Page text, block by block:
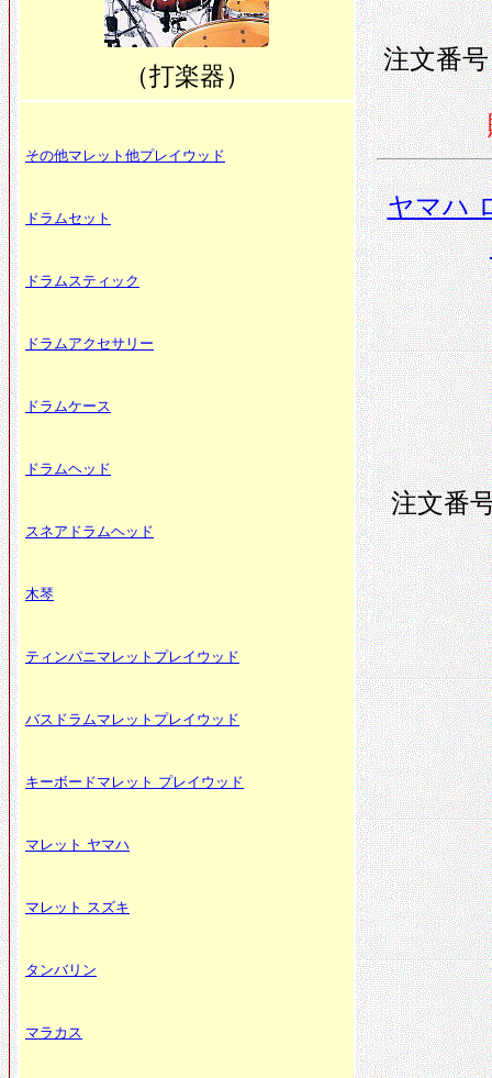
（打楽器）
その他マレット他プレイウッド
ドラムセット
ドラムスティック
ドラムアクセサリー
ドラムケース
ドラムヘッド
スネアドラムヘッド
木琴
ティンパニマレットプレイウッド
バスドラムマレットプレイウッド
キーボードマレット プレイウッド
マレット ヤマハ
マレット スズキ
タンバリン
マラカス
注文番
ヤマハ
注文番